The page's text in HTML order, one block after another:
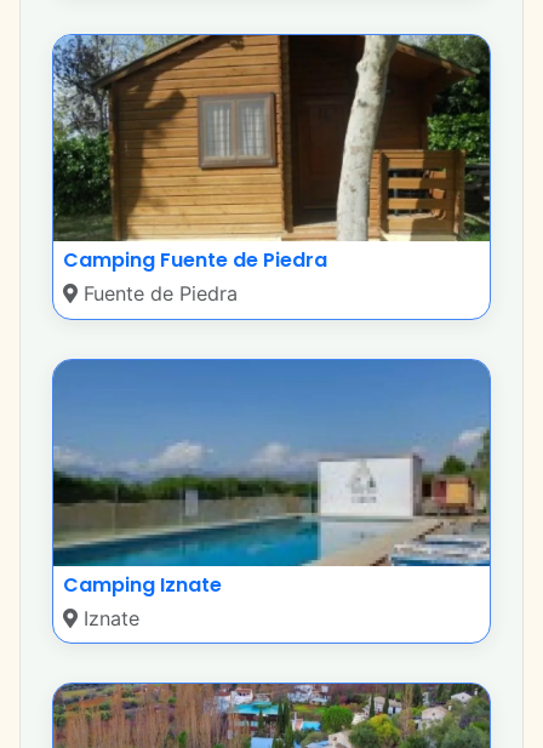
Camping Fuente de Piedra
Fuente de Piedra
Camping Iznate
Iznate